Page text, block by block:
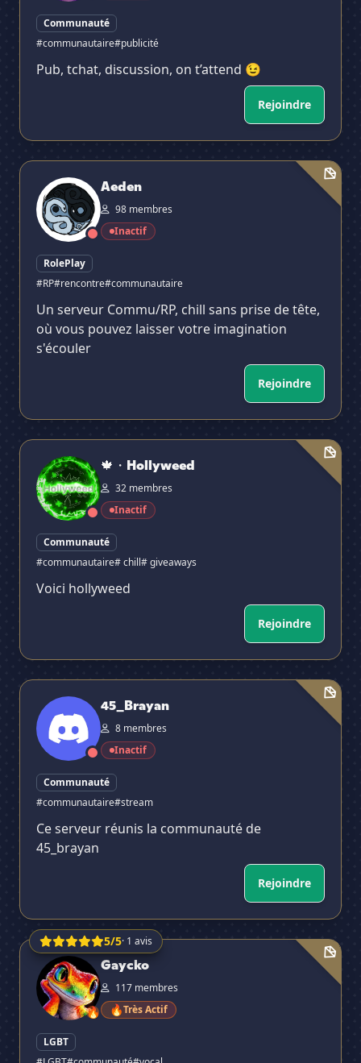
Communauté
#communautaire#publicité
Pub, tchat, discussion, on t’attend 😉
Rejoindre
Aeden
Aeden
98 membres
Inactif
RolePlay
#RP#rencontre#communautaire
Un serveur Commu/RP, chill sans prise de tête,
où vous pouvez laisser votre imagination
s'écouler
Rejoindre
🍁・Hollyweed
🍁・Hollyweed
32 membres
Inactif
Communauté
#communautaire# chill# giveaways
Voici hollyweed
Rejoindre
45_Brayan
45_Brayan
8 membres
Inactif
Communauté
#communautaire#stream
Ce serveur réunis la communauté de
45_brayan
Rejoindre
5/5· 1 avis
Gaycko
🔥
Gaycko
117 membres
🔥Très Actif
LGBT